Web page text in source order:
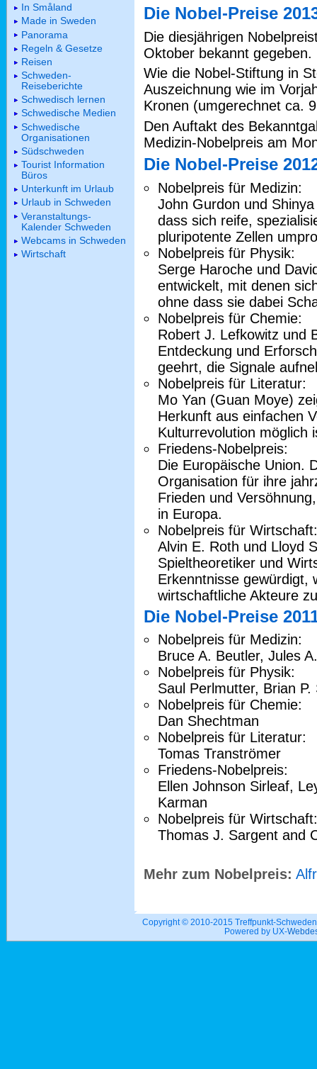
Die Nobel-Preise
Die diesjährigen
Oktober bekannt gegeben.
Wie die Nobel-Stiftung in
Auszeichnung wie im
Kronen (umgerechnet ca.
Den Auftakt des
Medizin-Nobelpreis am
Die Nobel-Preise
Nobelpreis für Medizin:
John Gurdon und
dass sich reife,
pluripotente Zellen
Nobelpreis für Physik:
Serge Haroche und
entwickelt, mit denen
ohne dass sie dabei
Nobelpreis für Chemie:
Robert J. Lefkowitz und
Entdeckung und
geehrt, die Signale
Nobelpreis für Literatur:
Mo Yan (Guan Moye)
Herkunft aus einfachen
Kulturrevolution möglich
Friedens-Nobelpreis:
Die Europäische Union.
Organisation für ihre
Frieden und
in Europa.
Nobelpreis für Wirtschaft:
Alvin E. Roth und Lloyd
Spieltheoretiker und
Erkenntnisse gewürdigt,
wirtschaftliche Akteure
Die Nobel-Preise
Nobelpreis für Medizin:
Bruce A. Beutler, Jules
Nobelpreis für Physik:
Saul Perlmutter, Brian
Nobelpreis für Chemie:
Dan Shechtman
Nobelpreis für Literatur:
Tomas Tranströmer
Friedens-Nobelpreis:
Ellen Johnson Sirleaf,
Karman
Nobelpreis für Wirtschaft:
Thomas J. Sargent and
Mehr zum Nobelpreis:
In Småland
Made in Sweden
Panorama
Regeln & Gesetze
Reisen
Schweden-
Reiseberichte
Schwedisch lernen
Schwedische Medien
Schwedische
Organisationen
Südschweden
Tourist Information
Büros
Unterkunft im Urlaub
Urlaub in Schweden
Veranstaltungs-
Kalender Schweden
Webcams in Schweden
Wirtschaft
Copyright © 2010-2015 Treffpunkt-
Powered by UX-